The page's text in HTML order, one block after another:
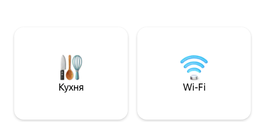
хвилинах їзди від The Breeze,
торгового центру AEON, ICE. Гості
також можуть насолоджуватися
басейном олімпійського розміру,
тренажерним залом, міні-маркетом,
балкон з видом
Спільні
тренажерний
корт, баскетбол 3 спальні: 1 ліжко
Безкоштовна
Кухня Wi-Fi